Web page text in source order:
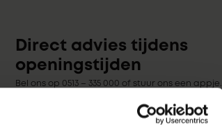
Direct advies tijdens
openingstijden
Bel ons op 0513 – 335 000 of stuur ons een appje.